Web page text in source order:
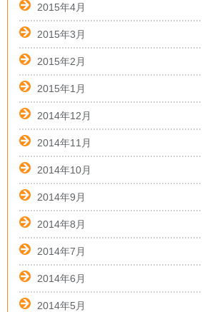
2015年4月
2015年3月
2015年2月
2015年1月
2014年12月
2014年11月
2014年10月
2014年9月
2014年8月
2014年7月
2014年6月
2014年5月